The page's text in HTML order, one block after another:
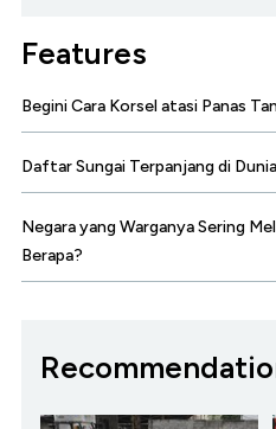
Features
Begini Cara Korsel atasi Panas
Daftar Sungai Terpanjang di
Negara yang Warganya Sering
Berapa?